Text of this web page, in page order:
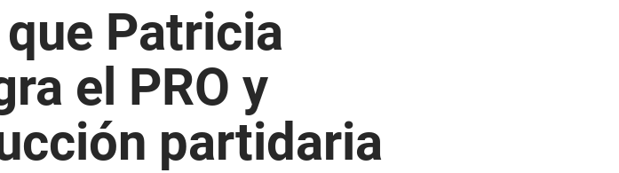
Patricia
el PRO y
partidaria